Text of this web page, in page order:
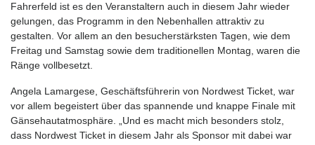
Fahrerfeld ist es den Veranstaltern auch in diesem Jahr wieder
gelungen, das Programm in den Nebenhallen attraktiv zu
gestalten. Vor allem an den besucherstärksten Tagen, wie dem
Freitag und Samstag sowie dem traditionellen Montag, waren die
Ränge vollbesetzt.
Angela Lamargese, Geschäftsführerin von Nordwest Ticket, war
vor allem begeistert über das spannende und knappe Finale mit
Gänsehautatmosphäre. „Und es macht mich besonders stolz,
dass Nordwest Ticket in diesem Jahr als Sponsor mit dabei war